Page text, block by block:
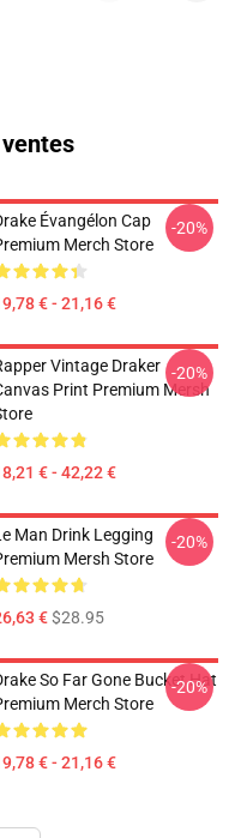
Évangélon Cap
Merch Store
€ - 21,16 €
-20%
Vintage Draker
Print Premium Mersh
€ - 42,22 €
-20%
Man Drink Legging
Mersh Store
€$28.95
-20%
So Far Gone Bucket Hat
Merch Store
€ - 21,16 €
-20%